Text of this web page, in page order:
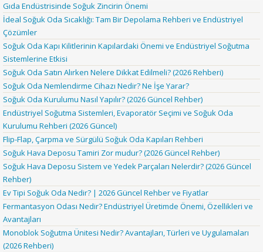
Gıda Endüstrisinde Soğuk Zincirin Önemi
İdeal Soğuk Oda Sıcaklığı: Tam Bir Depolama Rehberi ve Endüstriyel
Çözümler
Soğuk Oda Kapı Kilitlerinin Kapılardaki Önemi ve Endüstriyel Soğutma
Sistemlerine Etkisi
Soğuk Oda Satın Alırken Nelere Dikkat Edilmeli? (2026 Rehberi)
Soğuk Oda Nemlendirme Cihazı Nedir? Ne İşe Yarar?
Soğuk Oda Kurulumu Nasıl Yapılır? (2026 Güncel Rehber)
Endüstriyel Soğutma Sistemleri, Evaporatör Seçimi ve Soğuk Oda
Kurulumu Rehberi (2026 Güncel)
Flip-Flap, Çarpma ve Sürgülü Soğuk Oda Kapıları Rehberi
Soğuk Hava Deposu Tamiri Zor mudur? (2026 Güncel Rehber)
Soğuk Hava Deposu Sistem ve Yedek Parçaları Nelerdir? (2026 Güncel
Rehber)
Ev Tipi Soğuk Oda Nedir? | 2026 Güncel Rehber ve Fiyatlar
Fermantasyon Odası Nedir? Endüstriyel Üretimde Önemi, Özellikleri ve
Avantajları
Monoblok Soğutma Ünitesi Nedir? Avantajları, Türleri ve Uygulamaları
(2026 Rehberi)